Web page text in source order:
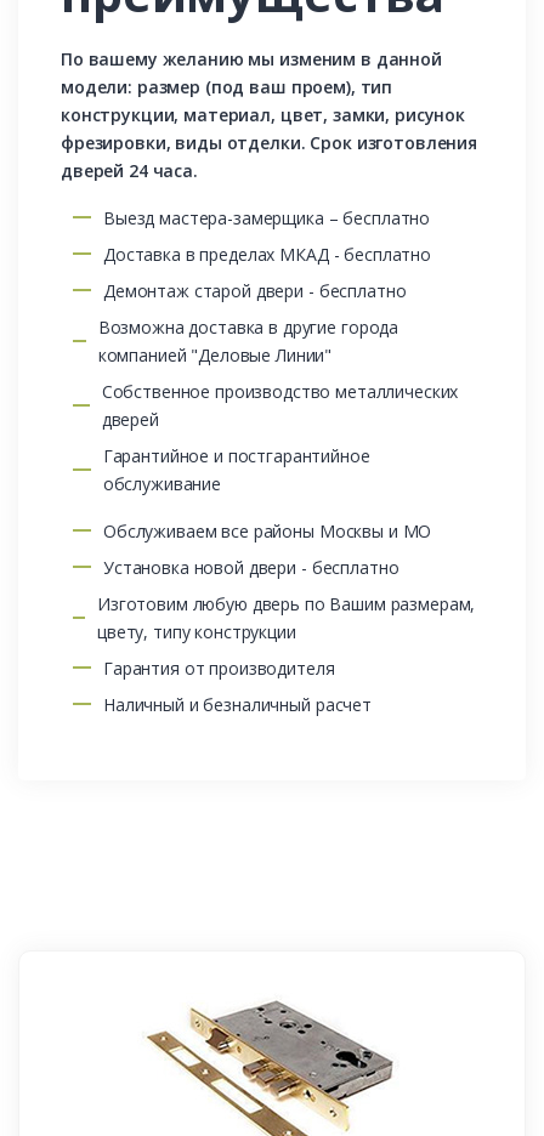
По вашему желанию мы изменим в данной
модели: размер (под ваш проем), тип
конструкции, материал, цвет, замки, рисунок
фрезировки, виды отделки. Срок изготовления
дверей 24 часа.
Выезд мастера-замерщика – бесплатно
Доставка в пределах МКАД - бесплатно
Демонтаж старой двери - бесплатно
Возможна доставка в другие города
компанией "Деловые Линии"
Собственное производство металлических
дверей
Гарантийное и постгарантийное
обслуживание
Обслуживаем все районы Москвы и МО
Установка новой двери - бесплатно
Изготовим любую дверь по Вашим размерам,
цвету, типу конструкции
Гарантия от производителя
Наличный и безналичный расчет